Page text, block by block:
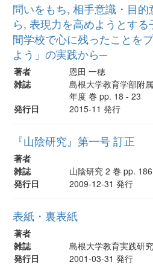
問いをもち, 相手意識・目
ら, 表現力を高めようとす
間学校で心に残ったことを
よう」の実践から─
著者
恩田 一穂
雑誌
島根大学教育学部附
年度 巻 pp. 18 - 23
発行日
2015-11 発行
『山陰研究』第一号 訂正
著者
雑誌
山陰研究 2 巻 pp.
発行日
2009-12-31 発行
表紙・裏表紙
著者
雑誌
島根大学教育実践研
発行日
2001-03-31 発行